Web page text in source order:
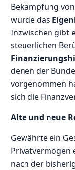
Bekämpfung
wurde das
Inzwischen gibt
steuerlichen
denen der
vorgenommen
sich die
Alte und neue
Gewährte ein
Privatvermögen
nach der